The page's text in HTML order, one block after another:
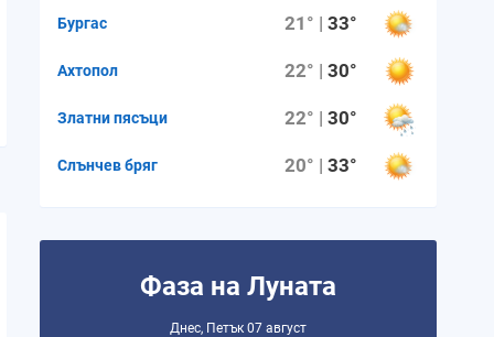
Бургас 21° |33°
Ахтопол 22° |30°
Златни пясъци 22° |30°
Слънчев бряг 20° |33°
Фаза на Луната
Днес, Петък 07 август